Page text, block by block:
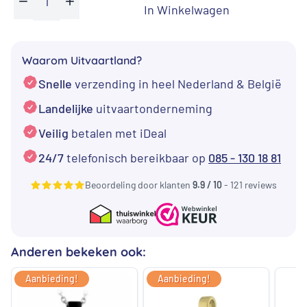
met
Rose
Hart
RVS
aantal
In Winkelwagen
Waarom Uitvaartland?
Snelle verzending in heel Nederland & België
Landelijke uitvaartonderneming
Veilig betalen met iDeal
24/7telefonisch bereikbaar op 085 - 130 18 81
Beoordeling door klanten 9.9 / 10- 121 reviews
Anderen bekeken ook:
Aanbieding! Aanbieding!